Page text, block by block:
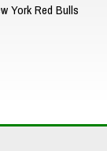
York Red Bulls